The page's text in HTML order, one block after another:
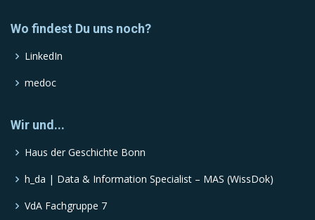
Wo findest Du uns noch?
LinkedIn
medoc
Wir und...
Haus der Geschichte Bonn
h_da | Data & Information Specialist – MAS (WissDok)
VdA Fachgruppe 7